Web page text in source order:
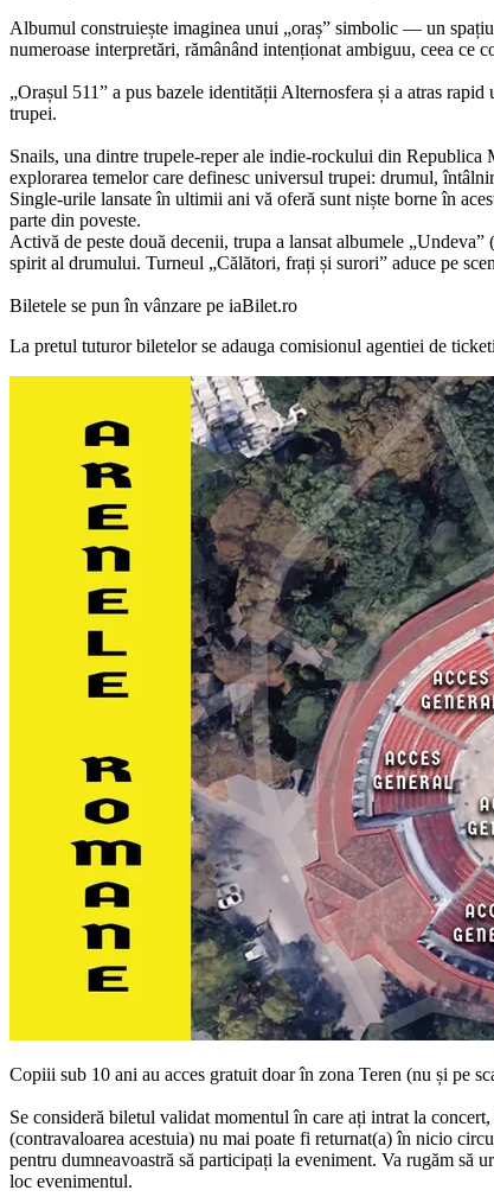
Albumul construiește imaginea unui „oraș” simbolic — un
numeroase interpretări, rămânând intenționat ambiguu, ceea ce
„Orașul 511” a pus bazele identității Alternosfera și a atras
trupei.
Snails, una dintre trupele-reper ale indie-rockului din
explorarea temelor care definesc universul trupei: drumul,
Single-urile lansate în ultimii ani vă oferă sunt niște borne în
parte din poveste.
Activă de peste două decenii, trupa a lansat albumele
spirit al drumului. Turneul „Călători, frați și surori” aduce pe
Biletele se punîn vânzare pe iaBilet.ro
La pretul tuturor biletelor se adauga comisionul agentiei de
Copiii sub 10 ani au acces gratuit doarîn zona Teren (nu și pe
Se consideră biletul validat momentulîn care ați intrat la
(contravaloarea acestuia) nu mai poate fi returnat(a)în nicio
pentru dumneavoastră să participați la eveniment. Va rugăm să
loc evenimentul.